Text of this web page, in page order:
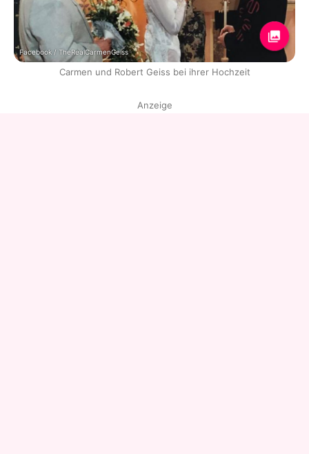
Facebook / TheRealCarmenGeiss
Carmen und Robert Geiss bei ihrer Hochzeit
Anzeige